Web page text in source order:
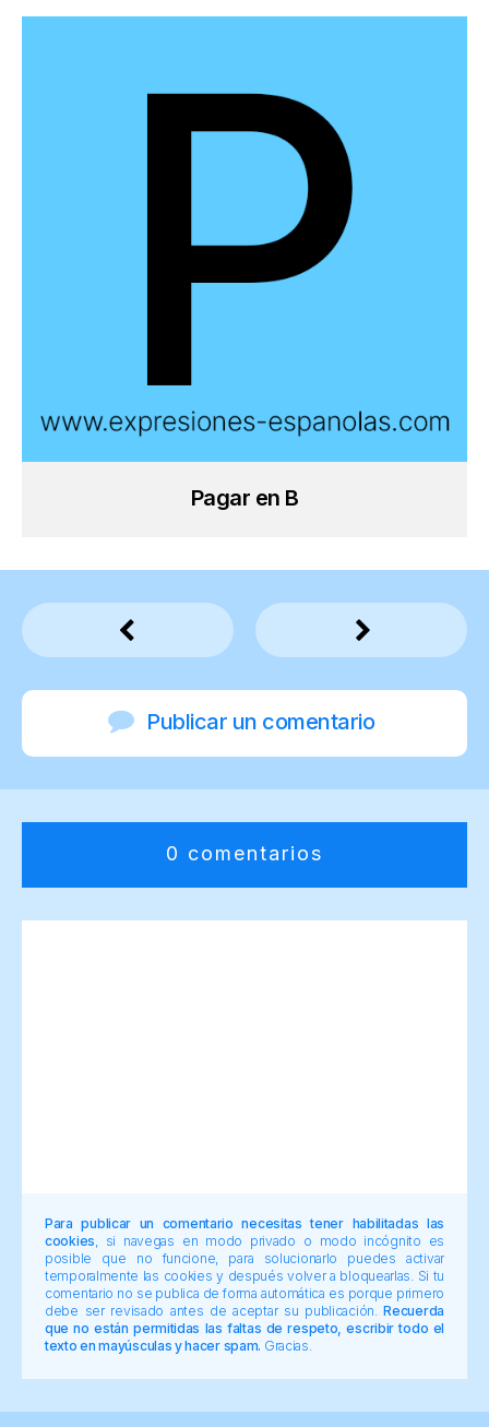
Pagar en B
Publicar un comentario
0 comentarios
Para publicar un comentario necesitas tener habilitadas las
cookies , si navegas en modo privado o modo incógnito es
posible que no funcione, para solucionarlo puedes activar
temporalmente las cookies y después volver a bloquearlas. Si tu
comentario no se publica de forma automática es porque primero
debe ser revisado antes de aceptar su publicación.Recuerda
que no están permitidas las faltas de respeto, escribir todo el
texto en mayúsculas y hacer spam. Gracias.